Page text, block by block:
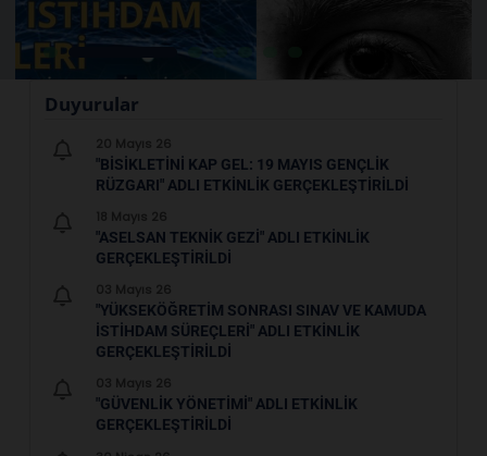
Duyurular
"BİSİKLETİNİ KAP GEL: 19 MAYIS GENÇLİK
RÜZGARI" ADLI ETKİNLİK GERÇEKLEŞTİRİLDİ
"ASELSAN TEKNİK GEZİ" ADLI ETKİNLİK
GERÇEKLEŞTİRİLDİ
"YÜKSEKÖĞRETİM SONRASI SINAV VE KAMUDA
İSTİHDAM SÜREÇLERİ" ADLI ETKİNLİK
GERÇEKLEŞTİRİLDİ
"GÜVENLİK YÖNETİMİ" ADLI ETKİNLİK
GERÇEKLEŞTİRİLDİ